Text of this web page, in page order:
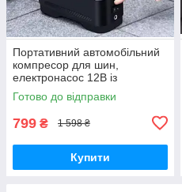
Портативний автомобільний
компресор для шин,
електронасос 12В із
манометром, насос для
підкачування коліс,
Готово до відправки
799 ₴ 1 598 ₴
Купити